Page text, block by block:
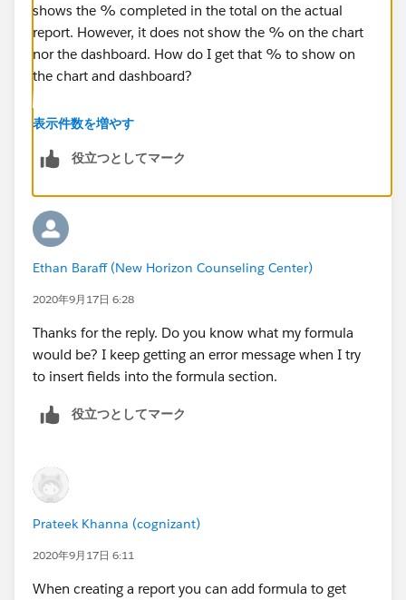
shows the % completed in the total on the actual
report. However, it does not show the % on the chart
nor the dashboard. How do I get that % to show on
the chart and dashboard?
Thanks
表示件数を増やす
役立つとしてマーク
Ethan Baraff (New Horizon Counseling Center)
2020年9月17日 6:28
Thanks for the reply. Do you know what my formula
would be? I keep getting an error message when I try
to insert fields into the formula section.
役立つとしてマーク
Prateek Khanna (cognizant)
2020年9月17日 6:11
When creating a report you can add formula to get